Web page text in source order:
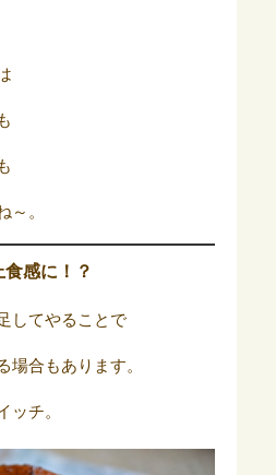
～。
感に！？
してやることで
場合もあります。
ッチ。